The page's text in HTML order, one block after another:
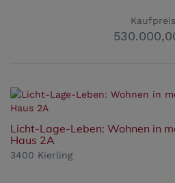
Kaufpreis
Licht-Lage-Leben: Wohnen in
Haus 2A
3400 Kierling